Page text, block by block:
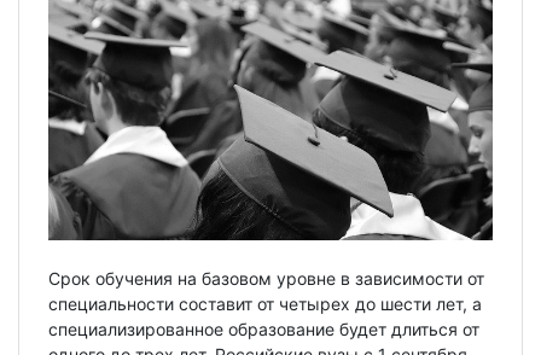
Срок обучения на базовом уровне в зависимости от
специальности составит от четырех до шести лет, а
специализированное образование будет длиться от